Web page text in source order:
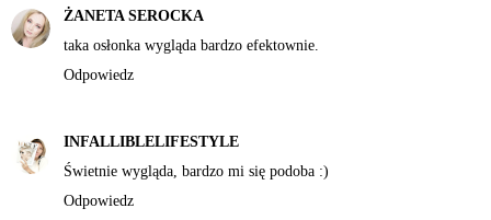
ŻANETA SEROCKA
taka osłonka wygląda bardzo efektownie.
Odpowiedz
INFALLIBLELIFESTYLE
Świetnie wygląda, bardzo mi się podoba :)
Odpowiedz